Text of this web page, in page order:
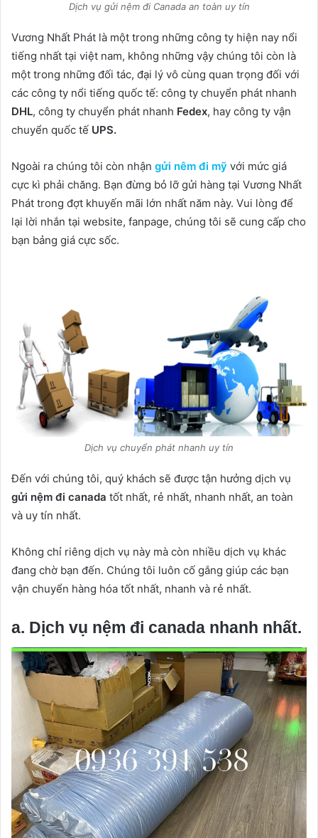
Dịch vụ gửi nệm đi Canada an toàn uy tín
Vương Nhất Phát là một trong những công ty hiện nay nổi
tiếng nhất tại việt nam, không những vậy chúng tôi còn là
một trong những đối tác, đại lý vô cùng quan trọng đối với
các công ty nổi tiếng quốc tế: công ty chuyển phát nhanh
DHL, công ty chuyển phát nhanh Fedex, hay công ty vận
chuyển quốc tế UPS.
Ngoài ra chúng tôi còn nhận gửi nêm đi mỹ với mức giá
cực kì phải chăng. Bạn đừng bỏ lỡ gửi hàng tại Vương Nhất
Phát trong đợt khuyến mãi lớn nhất năm này. Vui lòng để
lại lời nhắn tại website, fanpage, chúng tôi sẽ cung cấp cho
bạn bảng giá cực sốc.
Dịch vụ chuyển phát nhanh uy tín
Đến với chúng tôi, quý khách sẽ được tận hưởng dịch vụ
gửi nệm đi canada tốt nhất, rẻ nhất, nhanh nhất, an toàn
và uy tín nhất.
Không chỉ riêng dịch vụ này mà còn nhiều dịch vụ khác
đang chờ bạn đến. Chúng tôi luôn cố gắng giúp các bạn
vận chuyển hàng hóa tốt nhất, nhanh và rẻ nhất.
a. Dịch vụ nệm đi canada nhanh nhất.